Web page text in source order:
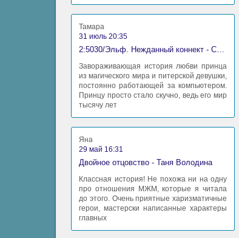
Тамара
31 июль 20:35
2:5030/Эльф. Нежданный коннект - Станислав Миков
Завораживающая история любви принца
из магического мира и питерской девушки,
постоянно работающей за компьютером.
Принцу просто стало скучно, ведь его мир
тысячу лет
Яна
29 май 16:31
Двойное отцовство - Таня Володина
Классная история! Не похожа ни на одну
про отношения МЖМ, которые я читала
до этого. Очень приятные харизматичные
герои, мастерски написанные характеры
главных